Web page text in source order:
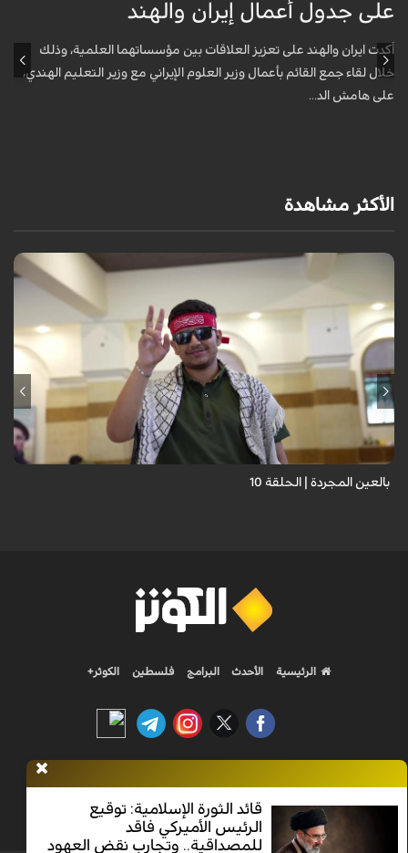
على جدول أعمال إيران والهند
أكدت ايران والهند على تعزيز العلاقات بين مؤسساتهما العلمية، وذلك
خلال لقاء جمع القائم بأعمال وزير العلوم الإيراني مع وزير التعليم الهندي،
على هامش الد...
الأكثر مشاهدة
برنامج "بالعين المجردة" هو توثيق إنسانيٌّ شجاعٌ للحياة تحت وطأة الحرب،
حيث نستمع فيه إلى شهاداتٍ حيّةٍ لأشخاص عايشوا التفجيرات والدمار، فنرى
بعيونهم ت...
بالعين المجردة | الحلقة 10
قائد الثورة الإسلامية: توقيع
الرئيس الأميركي فاقد
للمصداقية.. وتجارب نقض العهود
الرئيسية الأحدث البرامج فلسطين الكوثر+
Nilesat 11900 V | Badr 8 11747 V | Badr5 12284 V
جميع الحقوق محفوظة